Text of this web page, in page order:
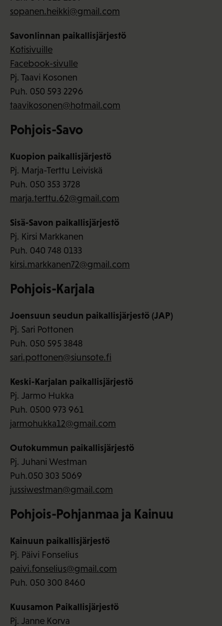
sopanen.heikki@gmail.com
Savonlinnan paikallisjärjestö
Kotisivuille
Facebook-sivulle
Pj. Taavi Kosonen
Puh. 050 593 2296
taavikosonen@hotmail.com
Pohjois-Savo
Kuopion paikallisjärjestö
Pj. Marja-Terttu Leiviskä
Puh. 050 353 3728
marja.terttu.62@gmail.com
Sisä-Savon paikallisjärjestö
Pj. Kirsi Markkanen
Puh. 040 748 0133
kirsi.markkanen72@gmail.com
Pohjois-Karjala
Joensuun seudun paikallisjärjestö (JAP)
Pj. Sari Pottonen
Puh. 050 595 3848
sari.pottonen@siunsote.fi
Keski-Karjalan paikallisjärjestö
Pj. Jarmo Hukka
Puh. 0500 973 961
jarmohukka12@gmail.com
Outokummun paikallisjärjestö
Pj. Juhani Westman
Puh.050 303 5069
jussiwestman@gmail.com
Pohjois-Pohjanmaa ja Kainuu
Kainuun paikallisjärjestö
Pj. Päivi Fonselius
paivi.fonselius@gmail.com
Puh. 050 300 8460
Kuusamon Paikallisjärjestö
Pj. Janne Korva